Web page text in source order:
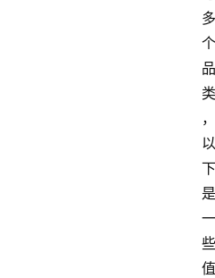
多
个
品
类
，
以
下
是
一
些
值